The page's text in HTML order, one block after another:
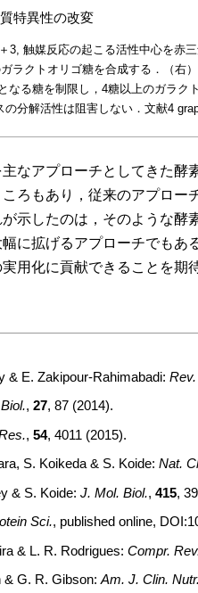
特異性の改変
3, 触媒反応の起こる活性中心を赤
ラクトオリゴ糖を合成する．（右
なる糖を制限し，4糖以上のガラク
分解活性は阻害しない．文献4
なアプローチとしてきた酵
ろもあり，従来のアプロー
示したのは，そのような酵
に拡げるアプローチでもあ
用化に貢献できることを期
E. Zakipour-Rahimabadi:
, 27, 87 (2014).
, 54, 4011 (2015).
S. Koikeda & S. Koide: Nat.
& S. Koide: J. Mol. Biol., 415,
Sci., published online,
& L. R. Rodrigues: Compr.
G. R. Gibson: Am. J. Clin. Nutr.